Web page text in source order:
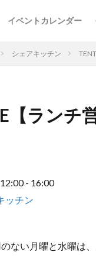
イベントカレンダー
シェアキッチン
【ランチ営
- 16:00
ッチン
ない月曜と水曜は